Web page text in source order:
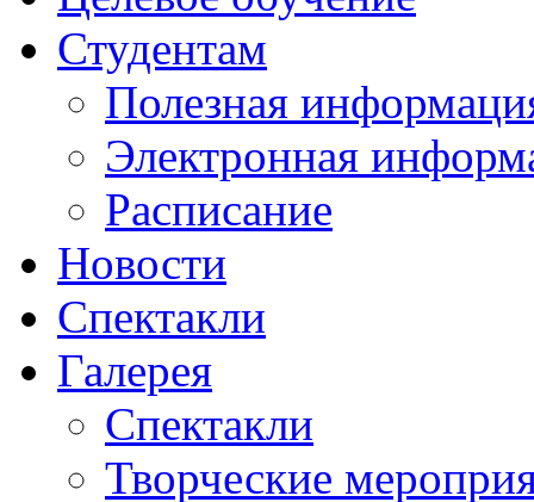
Студентам
Полезная
Электронная
Расписание
Новости
Спектакли
Галерея
Спектакли
Творческие